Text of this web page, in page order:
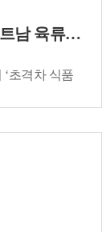
남 육류시장
초격차 식품